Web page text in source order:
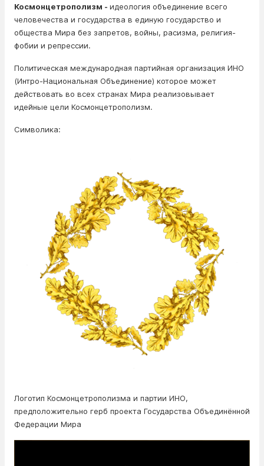
Космонцетрополизм - идеология объединение всего
человечества и государства в единую государство и
общества Мира без запретов, войны, расизма, религия-
фобии и репрессии.
Политическая международная партийная организация ИНО
(Интро-Национальная Объединение) которое может
действовать во всех странах Мира реализовывает
идейные цели Космонцетрополизм.
Символика:
Логотип Космонцетрополизма и партии ИНО,
предположительно герб проекта Государства Объединённой
Федерации Мира